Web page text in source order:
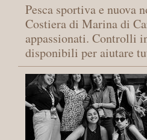
Pesca sportiva e nuova
Costiera di Marina di
appassionati. Controlli
disponibili per aiutare